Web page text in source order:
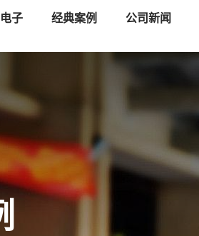
子 经典案例 公司新闻